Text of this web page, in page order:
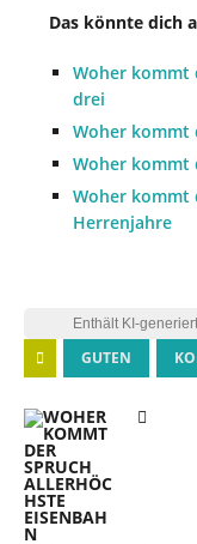
Das könnte dich
Woher kommt
drei
Woher kommt
Woher kommt
Woher kommt
Herrenjahre
GUTEN